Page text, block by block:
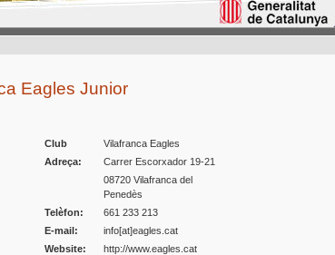
Eagles Junior
Club
Vilafranca Eagles
Adreça:
Carrer Escorxador 19-21
08720 Vilafranca del
Penedès
Telèfon:
661 233 213
E-mail:
info[at]eagles.cat
Website:
http://www.eagles.cat